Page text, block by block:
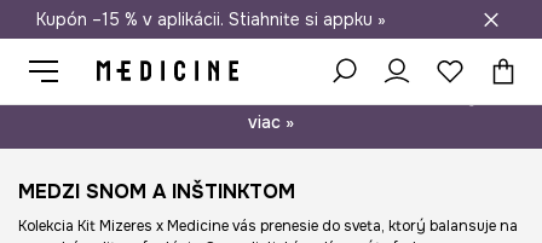
Doprava zadarmo od 50 €
Kupón –15 % v aplikácii. Stiahnite si appku »
viac »
MEDZI SNOM A INŠTINKTOM
Kolekcia Kit Mizeres x Medicine vás prenesie do sveta, ktorý balansuje na